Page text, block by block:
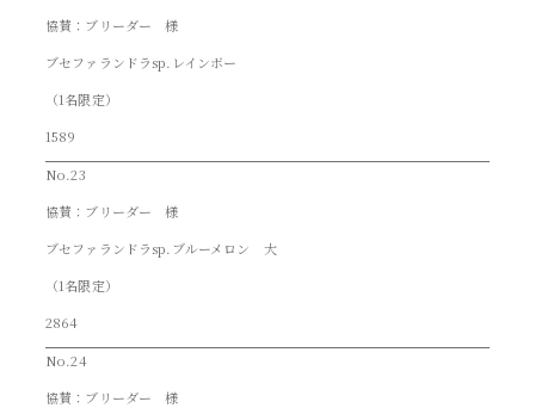
協賛：ブリーダー 様
ブセファランドラsp.レインボー
（1名限定）
1589
No.23
協賛：ブリーダー 様
ブセファランドラsp.ブルーメロン 大
（1名限定）
2864
No.24
協賛：ブリーダー 様